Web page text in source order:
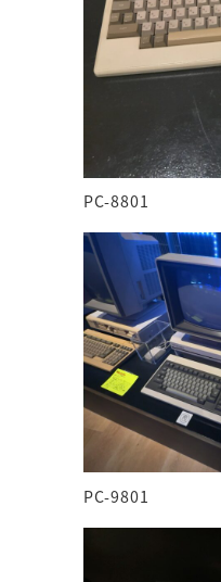
PC-8801
PC-9801